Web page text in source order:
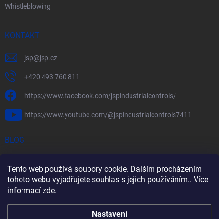
Tento web používá soubory cookie. Dalším procházením
tohoto webu vyjadřujete souhlas s jejich používáním.. Více
informací zde.
Nastavení
Whistleblowing
KONTAKT
jsp@jsp.cz
+420 493 760 811
https://www.facebook.com/jspindustrialcontrols/
https://www.youtube.com/@jspindustrialcontrols7411
BLOG
Stručný průvodce prostředím s nebezpečím výbuchu
HART – Chytré využití stávající kabeláže